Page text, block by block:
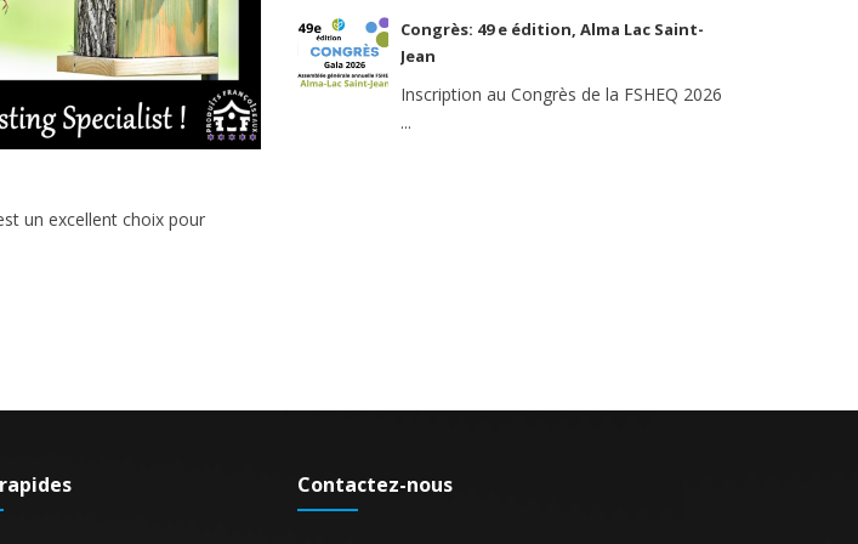
un excellent choix pour
Congrès: 49 e édition, Alma Lac Saint-
Jean
Inscription au Congrès de la FSHEQ 2026
...
Contactez-nous